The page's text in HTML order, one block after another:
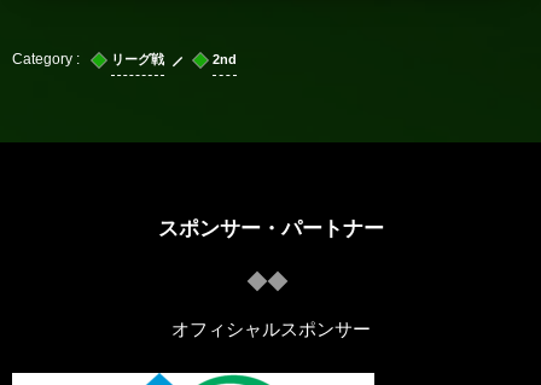
リーグ戦 2nd
スポンサー・パートナー
オフィシャルスポンサー